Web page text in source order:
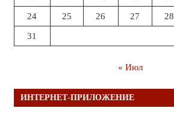
24 25 26 27 28
31
« Июл
ИНТЕРНЕТ-ПРИЛОЖЕНИЕ